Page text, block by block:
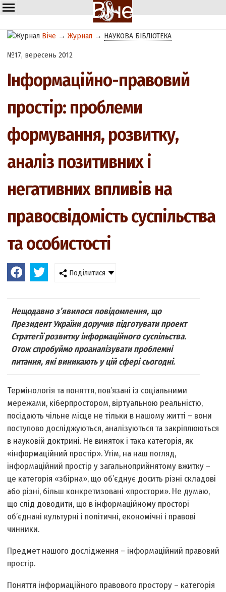
Віче →Журнал → НАУКОВА БІБЛІОТЕКА
№17, вересень 2012
Інформаційно-правовий
простір: проблеми
формування, розвитку,
аналіз позитивних і
негативних впливів на
правосвідомість суспільства
та особистості
Поділитися
Нещодавно з’явилося повідомлення, що
Президент України доручив підготувати проект
Стратегії розвитку інформаційного суспільства.
Отож спробуймо проаналізувати проблемні
питання, які виникають у цій сфері сьогодні.
Термінологія та поняття, пов’язані із соціальними
мережами, кіберпростором, віртуальною реальністю,
посідають чільне місце не тільки в нашому житті – вони
поступово досліджуються, аналізуються та закріплюються
в науковій доктрині. Не виняток і така категорія, як
«інформаційний простір». Утім, на наш погляд,
інформаційний простір у загальноприйнятому вжитку –
це категорія «збірна», що об’єднує досить різні складові
або різні, більш конкретизовані «простори». Не думаю,
що слід доводити, що в інформаційному просторі
об’єднані культурні і політичні, економічні і правові
чинники.
Предмет нашого дослідження – інформаційний правовий
простір.
Поняття інформаційного правового простору – категорія